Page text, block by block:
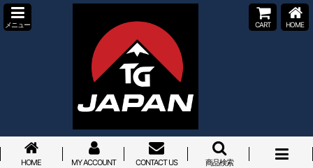
メニュー CART HOME
HOME MY ACCOUNT CONTACT US 商品検索